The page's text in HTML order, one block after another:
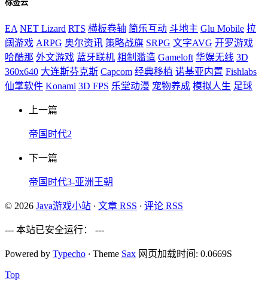
标签云
EA NET Lizard RTS 横板卷轴 简乐互动 斗地主 Glu Mobile 拉
阔游戏 ARPG 奥尔资讯 策略战旗 SRPG 文字AVG 开罗游戏
哈酷那 外文游戏 蓝牙联机 粗制滥造 Gameloft 华娱无线 3D
360x640 大连斯芬克斯 Capcom 经典移植 诺基亚内置 Fishlabs
仙掌软件 Konami 3D FPS 乐堂动漫 宠物养成 模拟人生 足球
上一篇
帝国时代2
下一篇
帝国时代3-亚洲王朝
© 2026 Java游戏小站 · 文章 RSS · 评论 RSS
--- 本站已安全运行： ---
Powered by Typecho · Theme Sax 网页加载时间: 0.0669S
Top